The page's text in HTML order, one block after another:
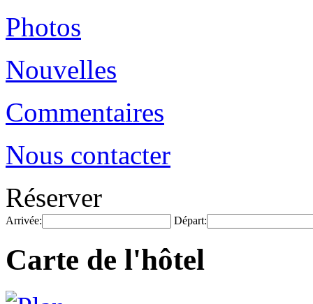
Photos
Nouvelles
Commentaires
Nous contacter
Réserver
Arrivée: Départ:
Carte de l'hôtel